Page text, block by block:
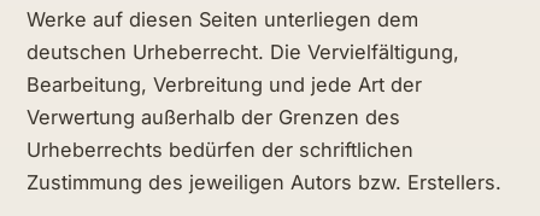
Werke auf diesen Seiten unterliegen dem
deutschen Urheberrecht. Die Vervielfältigung,
Bearbeitung, Verbreitung und jede Art der
Verwertung außerhalb der Grenzen des
Urheberrechts bedürfen der schriftlichen
Zustimmung des jeweiligen Autors bzw. Erstellers.